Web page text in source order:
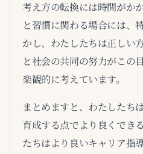
考え方の転換には時間がか
と習慣に関わる場合には、
かし、わたしたちは正しい
と社会の共同の努力がこの
楽観的に考えています。
まとめますと、わたしたち
育成する点でより良くでき
たちはより良いキャリア指